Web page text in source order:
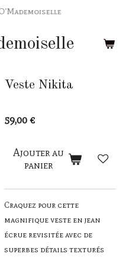
Veste Nikita
59,00 €
Ajouter au
panier
Craquez pour cette
magnifique veste en jean
écrue revisitée avec de
superbes détails texturés